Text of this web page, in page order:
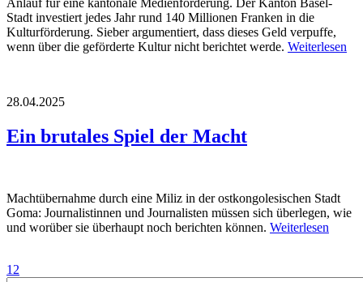
Stadt investiert jedes Jahr rund 140 Millionen Franken in die
Kulturförderung. Sieber argumentiert, dass dieses Geld verpuffe,
wenn über die geförderte Kultur nicht berichtet werde. Weiterlesen
28.04.2025
Ein brutales Spiel der Macht
Machtübernahme durch eine Miliz in der ostkongolesischen Stadt
Goma: Journalistinnen und Journalisten müssen sich überlegen, wie
und worüber sie überhaupt noch berichten können. Weiterlesen
1 2